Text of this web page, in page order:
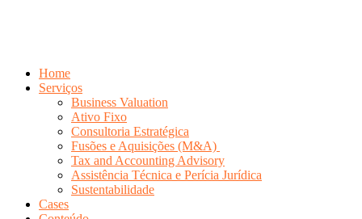
Home
Serviços
Business Valuation
Ativo Fixo
Consultoria Estratégica
Fusões e Aquisições (M&A)
Tax and Accounting Advisory
Assistência Técnica e Perícia Jurídica
Sustentabilidade
Cases